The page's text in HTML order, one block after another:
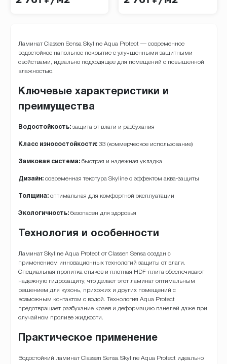
Ламинат Classen Sensa Skyline Aqua Protect — современное
водостойкое напольное покрытие с улучшенными защитными
свойствами, идеально подходящее для помещений с повышенной
влажностью.
Ключевые характеристики и
преимущества
Водостойкость:защита от влаги и разбухания
Класс износостойкости:33 (коммерческое использование)
Замковая система:быстрая и надежная укладка
Дизайн:современная текстура Skyline с эффектом аква-защиты
Толщина:оптимальная для комфортной эксплуатации
Экологичность:безопасен для здоровья
Технология и особенности
Ламинат Skyline Aqua Protect от Classen Sensa создан с
применением инновационных технологий защиты от влаги.
Специальная пропитка стыков и плотная HDF-плита обеспечивают
надежную гидрозащиту, что делает этот ламинат оптимальным
решением для кухонь, прихожих и других помещений с
возможным контактом с водой. Технология Aqua Protect
предотвращает разбухание краев и деформацию панелей даже при
случайном проливе жидкости.
Практическое применение
Водостойкий ламинат Classen Sensa Skyline Aqua Protect идеально